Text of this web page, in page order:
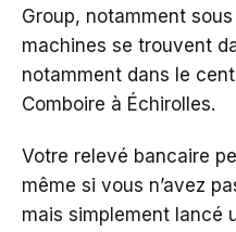
Group, notamment
machines se trouvent
notamment dans le
Comboire à Échirolles.
Votre relevé bancaire
même si vous n’avez
mais simplement lancé